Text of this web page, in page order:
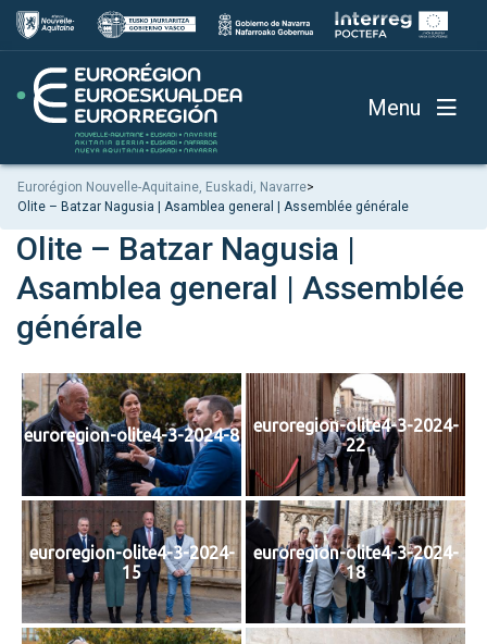
Menu
Eurorégion Nouvelle-Aquitaine, Euskadi, Navarre>
Olite – Batzar Nagusia | Asamblea general | Assemblée générale
Olite – Batzar Nagusia |
Asamblea general | Assemblée
générale
euroregion-olite4-3-2024-8
euroregion-olite4-3-2024-
22
euroregion-olite4-3-2024-
15
euroregion-olite4-3-2024-
18